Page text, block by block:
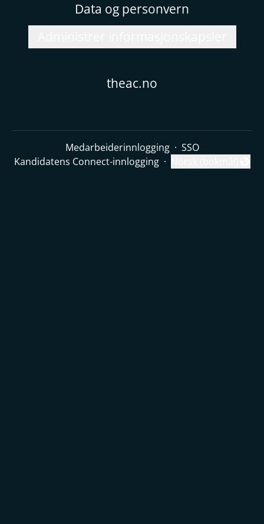
Data og personvern
theac.no
Medarbeiderinnlogging · SSO
Kandidatens Connect-innlogging · Endre språk